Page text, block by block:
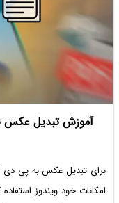
آموزش تبدیل عکس
برایتبدیل عکس به پی دی
امکانات خود ویندوز